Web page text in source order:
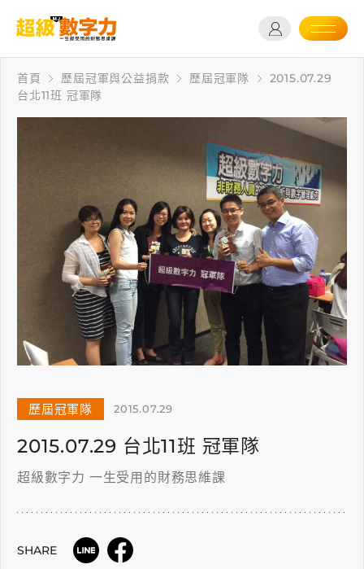
首頁 歷屆冠軍與公益捐款 歷屆冠軍隊
2015.07.29
台北11班 冠軍隊
歷屆冠軍隊 2015.07.29
2015.07.29 台北11班 冠軍隊
超級數字力 一生受用的財務思維課
SHARE